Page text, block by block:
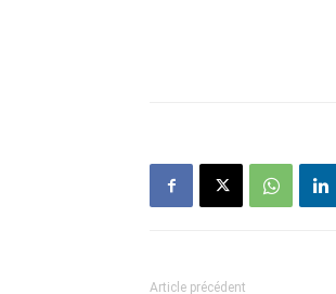
Article précédent